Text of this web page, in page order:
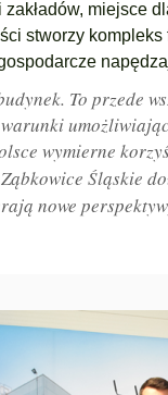
miejsce
stworzy
To przede
wymierne
Śląskie
nowe